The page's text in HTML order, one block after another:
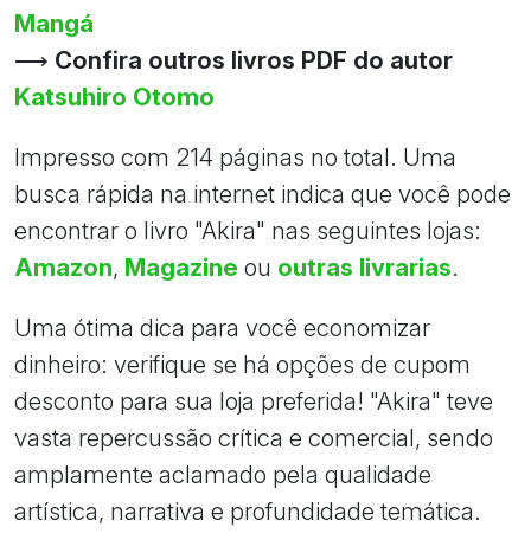
Mangá
⟶ Confira outros livros PDF do autor
Katsuhiro Otomo
Impresso com 214 páginas no total. Uma
busca rápida na internet indica que você pode
encontrar o livro "Akira" nas seguintes lojas:
Amazon, Magazine ou outras livrarias.
Uma ótima dica para você economizar
dinheiro: verifique se há opções de cupom
desconto para sua loja preferida! "Akira" teve
vasta repercussão crítica e comercial, sendo
amplamente aclamado pela qualidade
artística, narrativa e profundidade temática.